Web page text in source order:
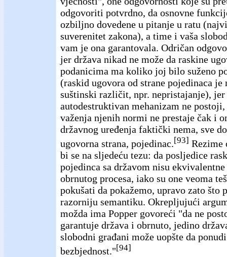
odgovoriti potvrdno, da osnovne
ozbiljno dovedene u pitanje u ratu
suverenitet zakona), a time i vaša
vam je ona garantovala. Odričan
jer država nikad ne može da raskine
podanicima ma koliko joj bilo suženo
(raskid ugovora od strane pojedinaca je
suštinski različit, npr. nepristajanje), jer
autodestruktivan mehanizam ne postoji,
važenja njenih normi ne prestaje čak i
državnog uređenja faktički nema, sve
ugovorna strana, pojedinac.[93] Rezime
bi se na sljedeću tezu: da posljedice
pojedinca sa državom nisu
obrnutog procesa, iako su one veoma
pokušati da pokažemo, upravo zato što
razorniju semantiku. Okrepljujući
možda ima Popper govoreći "da ne
garantuje država i obrnuto, jedino
slobodni građani može uopšte da
bezbjednost."[94]